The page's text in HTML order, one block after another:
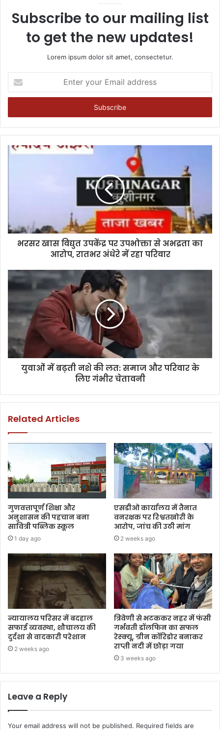
Subscribe to our mailing list
to get the new updates!
Lorem ipsum dolor sit amet, consectetur.
your
Email
भरसर खास विद्युत उपकेंद्र पर उपभोक्ता से अभद्रता का
आरोप, रातभर अंधेरे में रहा परिवार
युवाओं में बढ़ती नशे की लत: समाज और परिवार के
लिए गंभीर चेतावनी
Related Articles
गुणवत्तापूर्ण शिक्षा और
अनुशासन की पहचान बना
सावित्री पब्लिक स्कूल
1 day ago
एसडीओ कार्यालय में तैनात
वनरक्षक पर रिश्वतखोरी के
आरोप, जांच की उठी मांग
2 weeks ago
न्यायालय परिसर में बदहाल
सफाई व्यवस्था, शौचालय की
दुर्दशा से वादकारी परेशान
2 weeks ago
त्रिवेणी से भटककर नहर में फंसी
गर्भवती डॉलफिन का सफल
रेस्क्यू, ग्रीन कॉरिडोर बनाकर
राप्ती नदी में छोड़ा गया
3 weeks ago
Leave a Reply
Your email address will not be published. Required fields are